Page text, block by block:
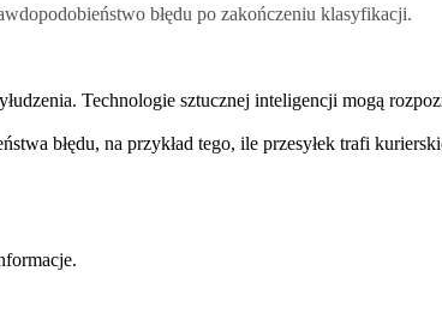
błędu po zakończeniu klasyfikacji.
Technologie sztucznej inteligencji mogą
błędu, na przykład tego, ile przesyłek trafi